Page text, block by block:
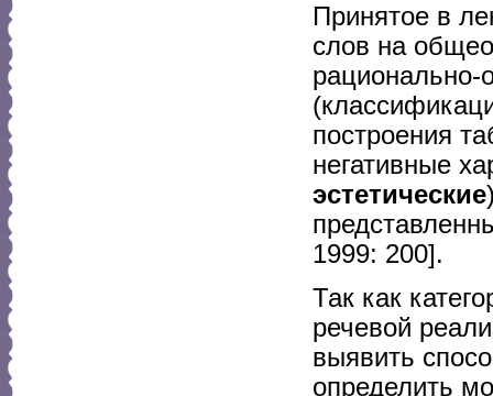
Принятое в
слов на
рационально-
построения
негативные
эстетические
1999: 200].
Так как
речевой
выявить
определить